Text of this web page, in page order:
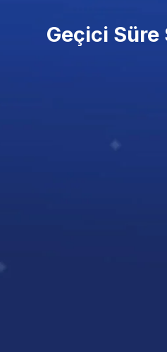
Geçici Süre